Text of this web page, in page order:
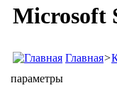
Microsoft
Главная>
параметры